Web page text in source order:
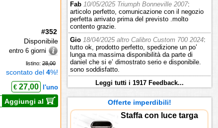
#352
Disponibile
entro 6 giorni
listino:28,00
scontato del 4%!
€27,00 l'uno
Aggiungi al
Fab 10/05/2025 Triumph Bonneville 2007:
articolo perfetto, comunicazione con il negozio
perfetta arrivato prima del previsto .molto
contento grazie.
Gio 18/04/2025 altro Calibro Custom 700 2024:
tutto ok, prodotto perfetto, spedizione un po’
lunga ma massima disponibilità da parte di
daniel che si e’ dimostrato serio e disponibile.
sono soddisfatto.
Leggi tutti i 1917 Feedback...
Offerte imperdibili!
Staffa con luce targa